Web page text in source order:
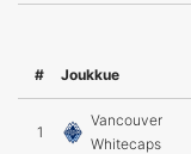
# Joukkue
1
Vancouver
Whitecaps